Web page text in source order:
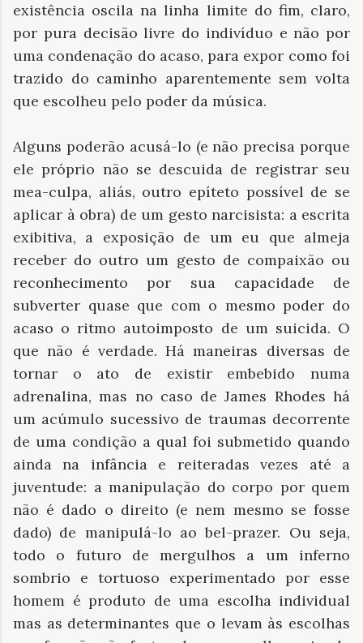
existência oscila na linha limite do fim, claro,
por pura decisão livre do indivíduo e não por
uma condenação do acaso, para expor como foi
trazido do caminho aparentemente sem volta
que escolheu pelo poder da música.
Alguns poderão acusá-lo (e não precisa porque
ele próprio não se descuida de registrar seu
mea-culpa, aliás, outro epíteto possível de se
aplicar à obra) de um gesto narcisista: a escrita
exibitiva, a exposição de um eu que almeja
receber do outro um gesto de compaixão ou
reconhecimento por sua capacidade de
subverter quase que com o mesmo poder do
acaso o ritmo autoimposto de um suicida. O
que não é verdade. Há maneiras diversas de
tornar o ato de existir embebido numa
adrenalina, mas no caso de James Rhodes há
um acúmulo sucessivo de traumas decorrente
de uma condição a qual foi submetido quando
ainda na infância e reiteradas vezes até a
juventude: a manipulação do corpo por quem
não é dado o direito (e nem mesmo se fosse
dado) de manipulá-lo ao bel-prazer. Ou seja,
todo o futuro de mergulhos a um inferno
sombrio e tortuoso experimentado por esse
homem é produto de uma escolha individual
mas as determinantes que o levam às escolhas